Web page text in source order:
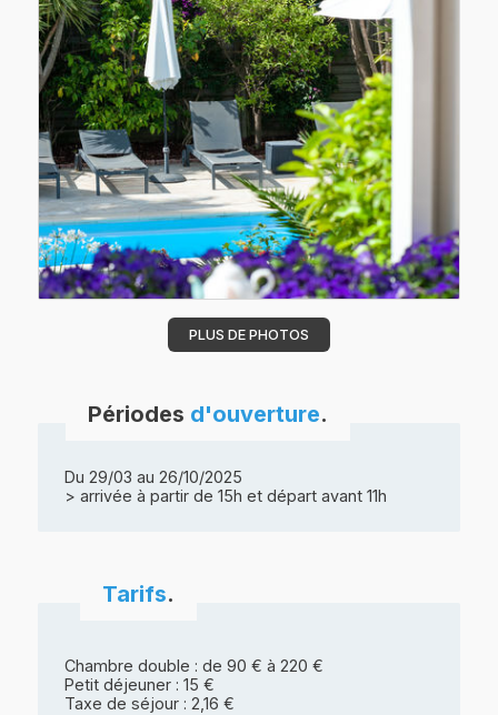
PLUS DE PHOTOS
Périodes d'ouverture.
Du 29/03 au 26/10/2025
> arrivée à partir de 15h et départ avant 11h
Tarifs.
Chambre double : de 90 € à 220 €
Petit déjeuner : 15 €
Taxe de séjour : 2,16 €